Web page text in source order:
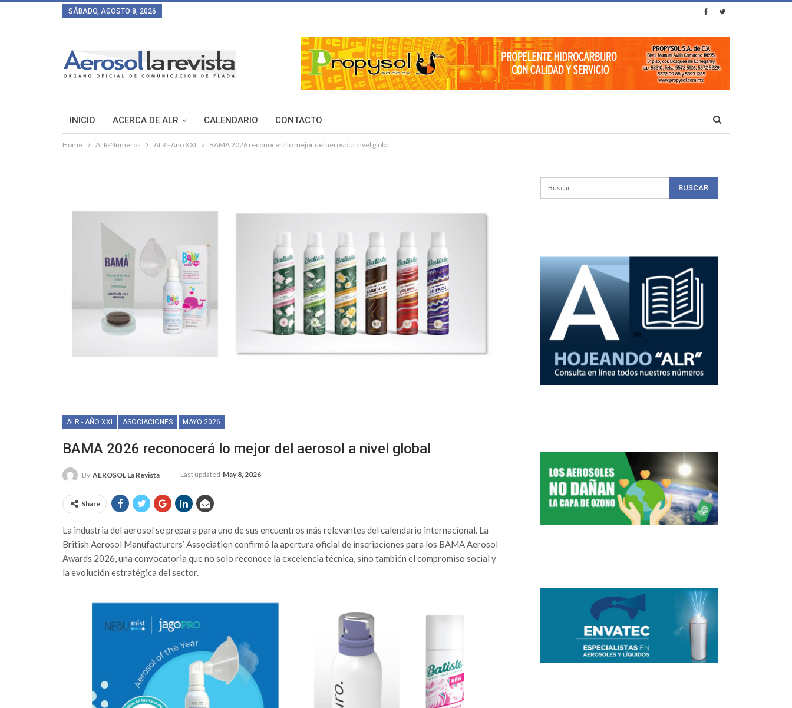
SÁBADO, AGOSTO 8, 2026
INICIO ACERCA DE ALR CALENDARIO CONTACTO
Home ALR-Números ALR - Año XXI BAMA 2026 reconocerá lo mejor del aerosol a nivel global
ALR - AÑO XXI ASOCIACIONES MAYO 2026
BAMA 2026 reconocerá lo mejor del aerosol a nivel global
By AEROSOL La Revista Last updated May 8, 2026
Share
La industria del aerosol se prepara para uno de sus encuentros más relevantes del calendario internacional. La
British Aerosol Manufacturers’ Association confirmó la apertura oficial de inscripciones para los BAMA Aerosol
Awards 2026, una convocatoria que no solo reconoce la excelencia técnica, sino también el compromiso social y
la evolución estratégica del sector.